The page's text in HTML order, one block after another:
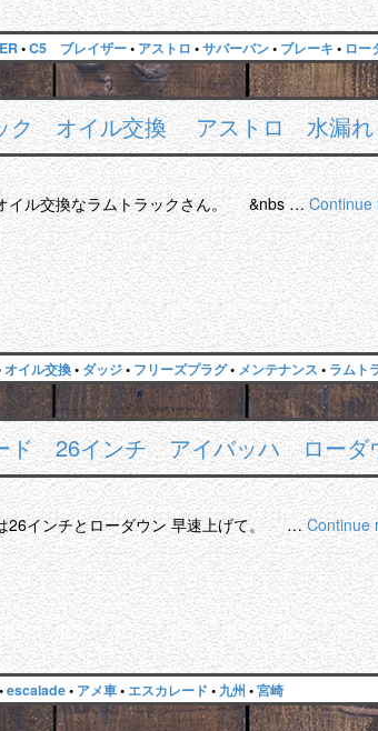
•C5 ブレイザー• アストロ •サバーバン• ブレーキ • ロー
ク オイル交換 アストロ 水漏
イル交換なラムトラックさん。 &nbs …
オイル交換• ダッジ• フリーズプラグ• メンテナンス • ラムト
ド 26インチ アイバッハ ロー
26インチとローダウン 早速上げて。 …Continue
•escalade• アメ車• エスカレード • 九州 •宮崎